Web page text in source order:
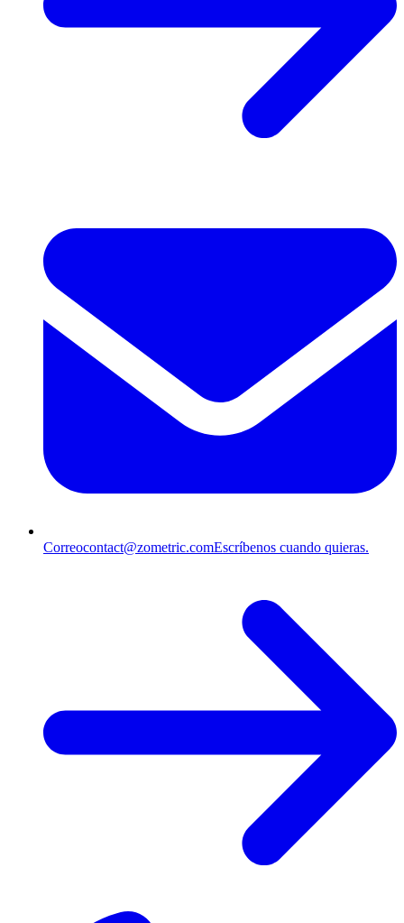
Correocontact@zometric.comEscríbenos cuando quieras.